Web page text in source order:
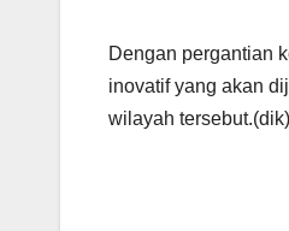
Dengan pergantian
inovatif yang akan
wilayah tersebut.(dik)